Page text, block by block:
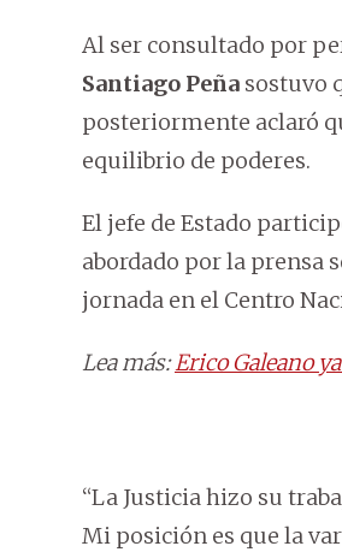
Al ser consultado por
Santiago Peña sostuvo
posteriormente aclaró
equilibrio de poderes.
El jefe de Estado
abordado por la prensa
jornada en el Centro
Lea más:Erico Galeano
“La Justicia hizo su
Mi posición es que la